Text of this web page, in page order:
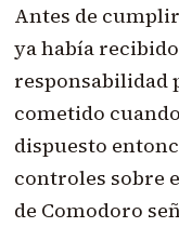
Antes de
ya había
responsabilidad
cometido
dispuesto
controles sobre
de Comodoro